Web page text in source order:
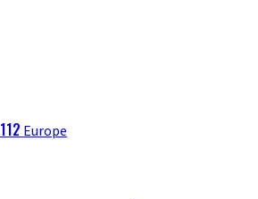
112 Europe